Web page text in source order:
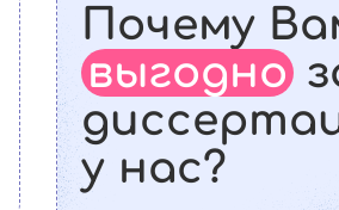
Почему
выгодно
у нас?